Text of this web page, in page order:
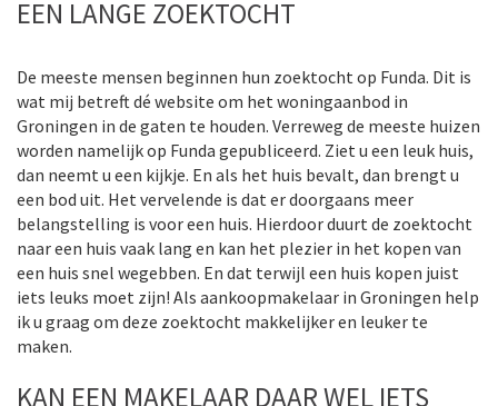
EEN LANGE ZOEKTOCHT
De meeste mensen beginnen hun zoektocht op Funda. Dit is
wat mij betreft dé website om het woningaanbod in
Groningen in de gaten te houden. Verreweg de meeste huizen
worden namelijk op Funda gepubliceerd. Ziet u een leuk huis,
dan neemt u een kijkje. En als het huis bevalt, dan brengt u
een bod uit. Het vervelende is dat er doorgaans meer
belangstelling is voor een huis. Hierdoor duurt de zoektocht
naar een huis vaak lang en kan het plezier in het kopen van
een huis snel wegebben. En dat terwijl een huis kopen juist
iets leuks moet zijn! Als aankoopmakelaar in Groningen help
ik u graag om deze zoektocht makkelijker en leuker te
maken.
KAN EEN MAKELAAR DAAR WEL IETS